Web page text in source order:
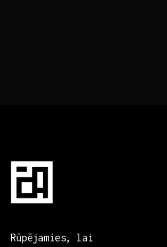
Rūpējamies, lai